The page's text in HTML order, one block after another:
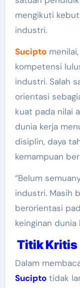
mengikuti
industri.
Sucipto
kompetensi
industri. Salah
orientasi
kuat pada nilai
dunia kerja
disiplin, daya
kemampuan
“Belum
industri. Masih
berorientasi
keinginan dunia
Titik Kritis
Dalam
Sucipto tidak